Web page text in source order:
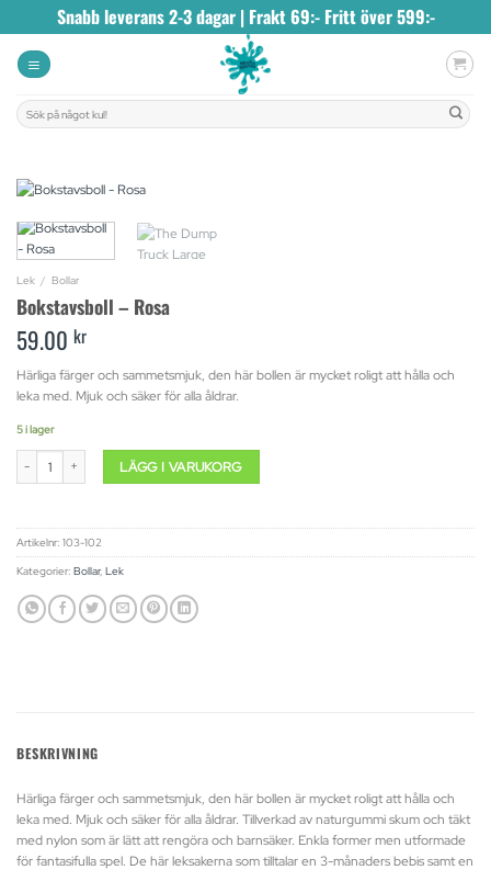
to
content
Snabb leverans 2-3 dagar | Frakt 69:- Fritt över 599:-
Sök
efter:
Lek / Bollar
Bokstavsboll – Rosa
59.00 kr
Härliga färger och sammetsmjuk, den här bollen är mycket roligt att hålla och
leka med. Mjuk och säker för alla åldrar.
5 i lager
Bokstavsboll - Rosa mängdLÄGG I VARUKORG
Artikelnr: 103-102
Kategorier: Bollar, Lek
BESKRIVNING
Härliga färger och sammetsmjuk, den här bollen är mycket roligt att hålla och
leka med. Mjuk och säker för alla åldrar. Tillverkad av naturgummi skum och täkt
med nylon som är lätt att rengöra och barnsäker. Enkla former men utformade
för fantasifulla spel. De här leksakerna som tilltalar en 3-månaders bebis samt en